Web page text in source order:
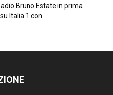
Bruno Estate in prima
Italia 1 con...